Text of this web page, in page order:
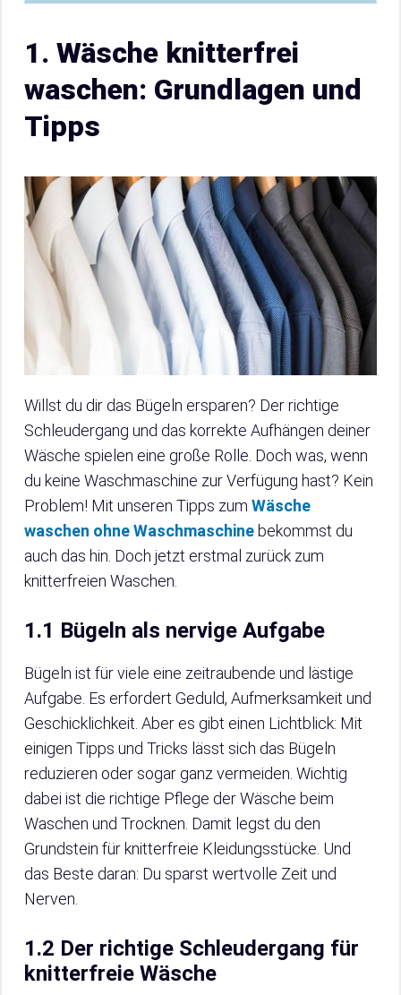
1. Wäsche knitterfrei
waschen: Grundlagen und
Tipps
Willst du dir das Bügeln ersparen? Der richtige
Schleudergang und das korrekte Aufhängen deiner
Wäsche spielen eine große Rolle. Doch was, wenn
du keine Waschmaschine zur Verfügung hast? Kein
Problem! Mit unseren Tipps zum Wäsche
waschen ohne Waschmaschinebekommst du
auch das hin. Doch jetzt erstmal zurück zum
knitterfreien Waschen.
1.1 Bügeln als nervige Aufgabe
Bügeln ist für viele eine zeitraubende und lästige
Aufgabe. Es erfordert Geduld, Aufmerksamkeit und
Geschicklichkeit. Aber es gibt einen Lichtblick: Mit
einigen Tipps und Tricks lässt sich das Bügeln
reduzieren oder sogar ganz vermeiden. Wichtig
dabei ist die richtige Pflege der Wäsche beim
Waschen und Trocknen. Damit legst du den
Grundstein für knitterfreie Kleidungsstücke. Und
das Beste daran: Du sparst wertvolle Zeit und
Nerven.
1.2 Der richtige Schleudergang für
knitterfreie Wäsche